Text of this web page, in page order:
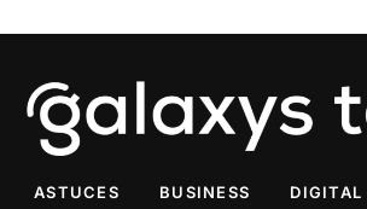
ASTUCES BUSINESS DIGITAL